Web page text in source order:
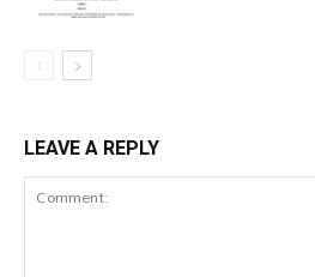
LEAVE A REPLY